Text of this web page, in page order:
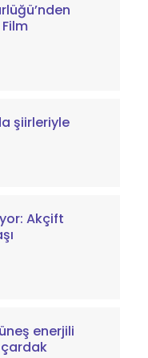
şiirleriyle
Akçift
enerjili
çardak